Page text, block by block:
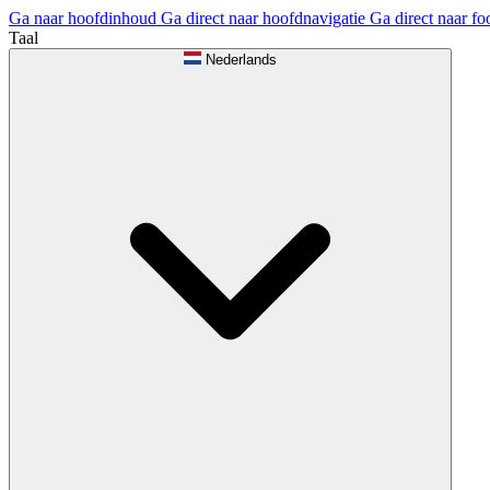
Ga naar hoofdinhoud Ga direct naar hoofdnavigatie Ga direct naar
Taal
Nederlands